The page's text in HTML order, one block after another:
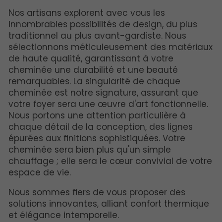
Nos artisans explorent avec vous les
innombrables possibilités de design, du plus
traditionnel au plus avant-gardiste. Nous
sélectionnons méticuleusement des matériaux
de haute qualité, garantissant à votre
cheminée une durabilité et une beauté
remarquables. La singularité de chaque
cheminée est notre signature, assurant que
votre foyer sera une œuvre d'art fonctionnelle.
Nous portons une attention particulière à
chaque détail de la conception, des lignes
épurées aux finitions sophistiquées. Votre
cheminée sera bien plus qu'un simple
chauffage ; elle sera le cœur convivial de votre
espace de vie.
Nous sommes fiers de vous proposer des
solutions innovantes, alliant confort thermique
et élégance intemporelle.